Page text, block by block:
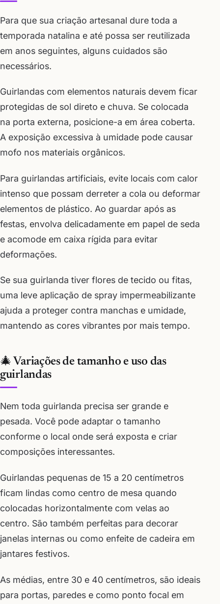
Para que sua criação artesanal dure toda a
temporada natalina e até possa ser reutilizada
em anos seguintes, alguns cuidados são
necessários.
Guirlandas com elementos naturais devem ficar
protegidas de sol direto e chuva. Se colocada
na porta externa, posicione-a em área coberta.
A exposição excessiva à umidade pode causar
mofo nos materiais orgânicos.
Para guirlandas artificiais, evite locais com calor
intenso que possam derreter a cola ou deformar
elementos de plástico. Ao guardar após as
festas, envolva delicadamente em papel de seda
e acomode em caixa rígida para evitar
deformações.
Se sua guirlanda tiver flores de tecido ou fitas,
uma leve aplicação de spray impermeabilizante
ajuda a proteger contra manchas e umidade,
mantendo as cores vibrantes por mais tempo.
🎄 Variações de tamanho e uso das
guirlandas
Nem toda guirlanda precisa ser grande e
pesada. Você pode adaptar o tamanho
conforme o local onde será exposta e criar
composições interessantes.
Guirlandas pequenas de 15 a 20 centímetros
ficam lindas como centro de mesa quando
colocadas horizontalmente com velas ao
centro. São também perfeitas para decorar
janelas internas ou como enfeite de cadeira em
jantares festivos.
As médias, entre 30 e 40 centímetros, são ideais
para portas, paredes e como ponto focal em